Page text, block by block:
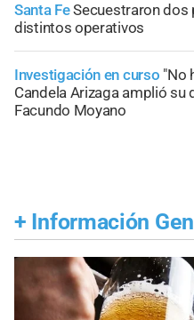
Santa FeSecuestraron dos
distintos operativos
Investigación en curso "No
Candela Arizaga amplió su
Facundo Moyano
+ Información